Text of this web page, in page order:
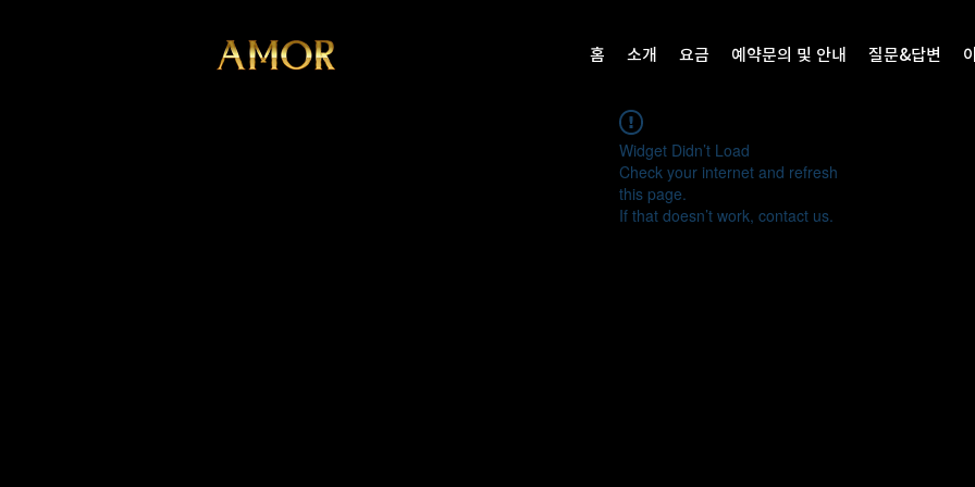
홈 소개 요금 예약문의 및 안내 질문&답변
Widget Didn’t Load
Check your internet and refresh
this page.
If that doesn’t work, contact us.